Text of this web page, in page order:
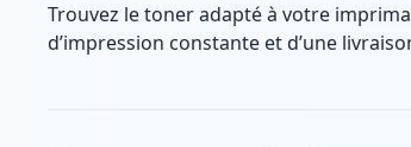
Trouvez le toner adapté à votre
d’impression constante et d’une